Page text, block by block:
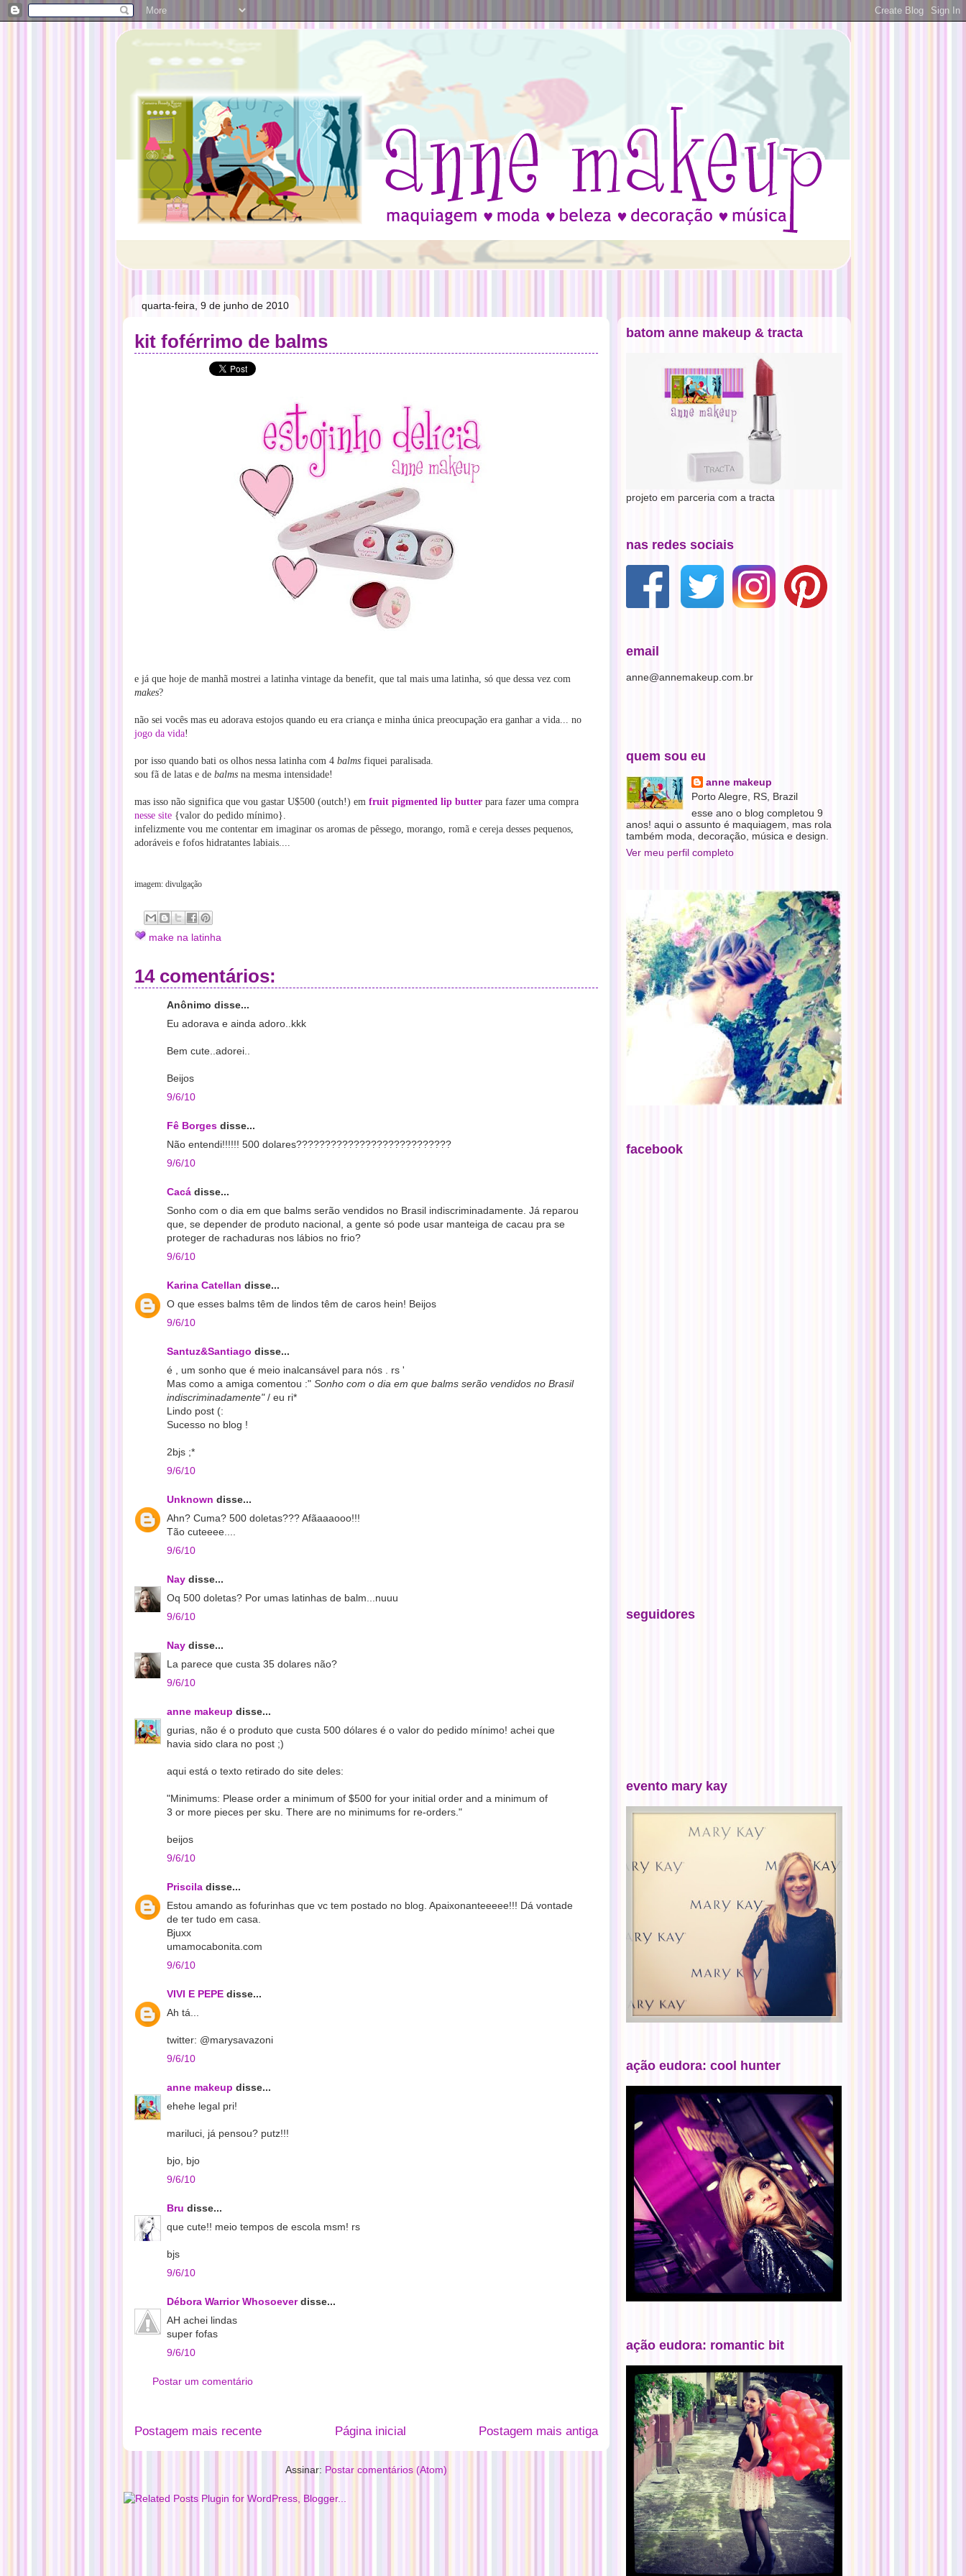
quarta-feira, 9 de junho de 2010
kit foférrimo de balms
e já que hoje de manhã mostrei a latinha vintage da benefit, que tal mais uma latinha, só que dessa vez com
makes?
não sei vocês mas eu adorava estojos quando eu era criança e minha única preocupação era ganhar a vida... no
jogo da vida!
por isso quando bati os olhos nessa latinha com 4 balms fiquei paralisada.
sou fã de latas e de balms na mesma intensidade!
mas isso não significa que vou gastar U$500 (outch!) em fruit pigmented lip butter para fazer uma compra
nesse site {valor do pedido mínimo}.
infelizmente vou me contentar em imaginar os aromas de pêssego, morango, romã e cereja desses pequenos,
adoráveis e fofos hidratantes labiais....
imagem: divulgação
make na latinha
14 comentários:
Anônimo disse...
Eu adorava e ainda adoro..kkk
Bem cute..adorei..
Beijos
9/6/10
Fê Borges disse...
Não entendi!!!!!! 500 dolares???????????????????????????
9/6/10
Cacá disse...
Sonho com o dia em que balms serão vendidos no Brasil indiscriminadamente. Já reparou
que, se depender de produto nacional, a gente só pode usar manteiga de cacau pra se
proteger de rachaduras nos lábios no frio?
9/6/10
Karina Catellan disse...
O que esses balms têm de lindos têm de caros hein! Beijos
9/6/10
Santuz&Santiago disse...
é , um sonho que é meio inalcansável para nós . rs '
Mas como a amiga comentou :" Sonho com o dia em que balms serão vendidos no Brasil
indiscriminadamente"/ eu ri*
Lindo post (:
Sucesso no blog !
2bjs ;*
9/6/10
Unknown disse...
Ahn? Cuma? 500 doletas??? Afãaaaooo!!!
Tão cuteeee....
9/6/10
Nay disse...
Oq 500 doletas? Por umas latinhas de balm...nuuu
9/6/10
Nay disse...
La parece que custa 35 dolares não?
9/6/10
anne makeup disse...
gurias, não é o produto que custa 500 dólares é o valor do pedido mínimo! achei que
havia sido clara no post ;)
aqui está o texto retirado do site deles:
"Minimums: Please order a minimum of $500 for your initial order and a minimum of
3 or more pieces per sku. There are no minimums for re-orders."
beijos
9/6/10
Priscila disse...
Estou amando as fofurinhas que vc tem postado no blog. Apaixonanteeeee!!! Dá vontade
de ter tudo em casa.
Bjuxx
umamocabonita.com
9/6/10
VIVI E PEPE disse...
Ah tá...
twitter: @marysavazoni
9/6/10
anne makeup disse...
ehehe legal pri!
mariluci, já pensou? putz!!!
bjo, bjo
9/6/10
Bru disse...
que cute!! meio tempos de escola msm! rs
bjs
9/6/10
Débora Warrior Whosoeverdisse...
AH achei lindas
super fofas
9/6/10
Postar um comentário
Postagem mais recente Postagem mais antiga
Página inicial
Assinar: Postar comentários (Atom)
batom anne makeup & tracta
projeto em parceria com a tracta
nas redes sociais
email
anne@annemakeup.com.br
quem sou eu
anne makeup
Porto Alegre, RS, Brazil
esse ano o blog completou 9
anos! aqui o assunto é maquiagem, mas rola
também moda, decoração, música e design.
Ver meu perfil completo
facebook
seguidores
evento mary kay
ação eudora: cool hunter
ação eudora: romantic bit